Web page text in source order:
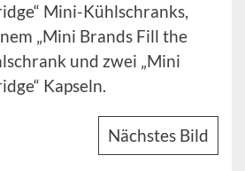
Mini-Kühlschranks,
„Mini Brands Fill the
und zwei „Mini
Kapseln.
Nächstes Bild